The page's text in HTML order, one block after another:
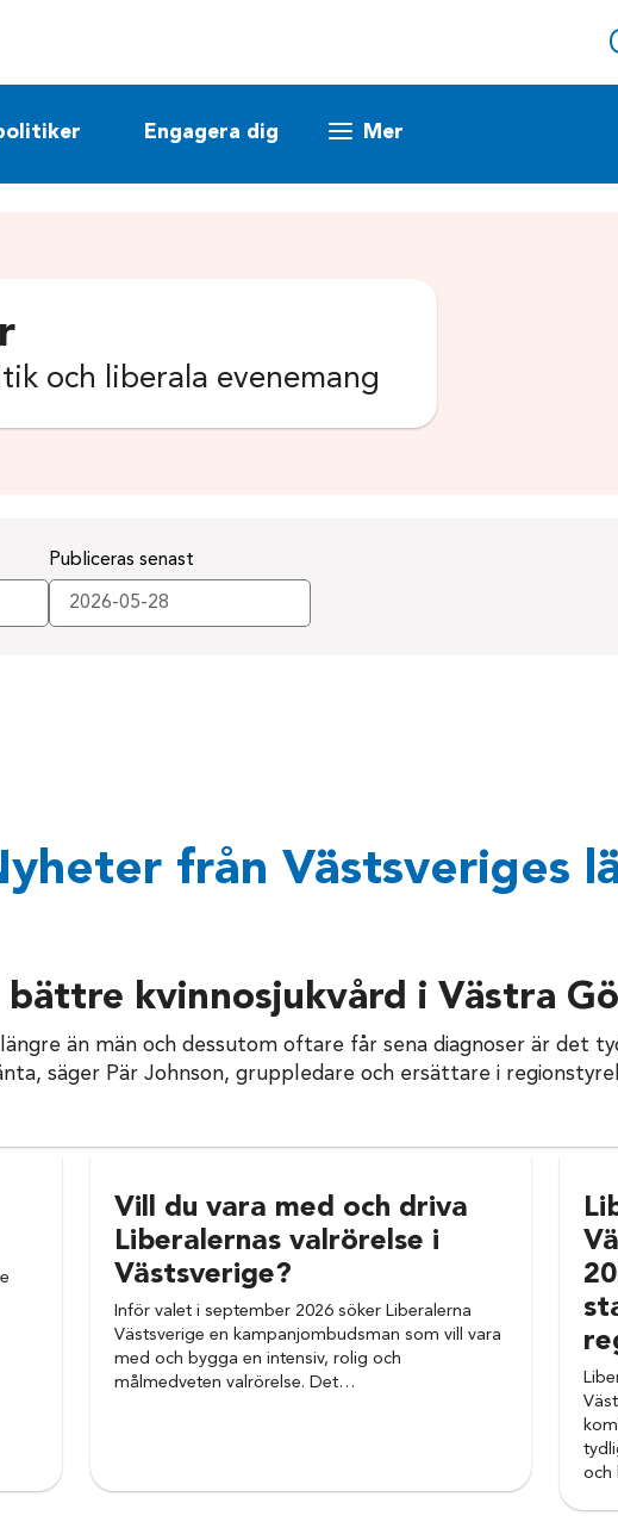
Engagera dig Mer
och liberala evenemang
Publiceras senast
från Västsveriges
kvinnosjukvård i Västra
än män och dessutom oftare får sena diagnoser är det
säger Pär Johnson, gruppledare och ersättare i
Vill du vara med och driva
Liberalernas valrörelse i
Västsverige?
Inför valet i september 2026 söker Liberalerna
Västsverige en kampanjombudsman som vill vara
med och bygga en intensiv, rolig och
målmedveten valrörelse. Det…
och